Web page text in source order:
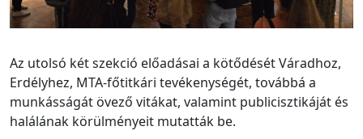
Az utolsó két szekció előadásai a kötődését Váradhoz,
Erdélyhez, MTA-főtitkári tevékenységét, továbbá a
munkásságát övező vitákat, valamint publicisztikáját és
halálának körülményeit mutatták be.